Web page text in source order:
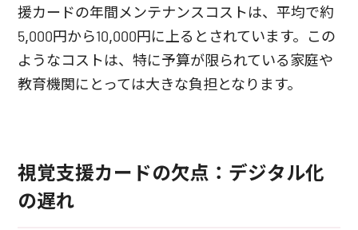
援カードの年間メンテナンスコストは、平均で約
5,000円から10,000円に上るとされています。この
ようなコストは、特に予算が限られている家庭や
教育機関にとっては大きな負担となります。
視覚支援カードの欠点：デジタル化
の遅れ